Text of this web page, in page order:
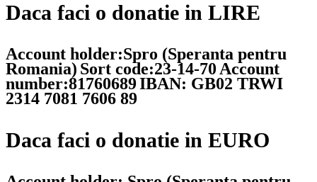
Daca faci o donatie in LIRE
Account holder:Spro (Speranta pentru
Romania) Sort code:23-14-70 Account
number:81760689IBAN: GB02 TRWI
2314 7081 7606 89
Daca faci o donatie in EURO